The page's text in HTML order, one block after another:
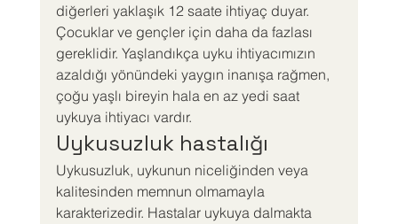
diğerleri yaklaşık 12 saate ihtiyaç duyar.
Çocuklar ve gençler için daha da fazlası
gereklidir. Yaşlandıkça uyku ihtiyacımızın
azaldığı yönündeki yaygın inanışa rağmen,
çoğu yaşlı bireyin hala en az yedi saat
uykuya ihtiyacı vardır.
Uykusuzluk hastalığı
Uykusuzluk, uykunun niceliğinden veya
kalitesinden memnun olmamayla
karakterizedir. Hastalar uykuya dalmakta